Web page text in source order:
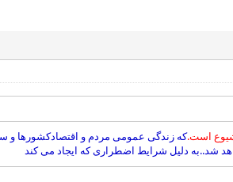
است.که زندگی عمومی مردم و اقتصادکشورها و
شد..به دلیل شرایط اضطراری که ایجاد می کند